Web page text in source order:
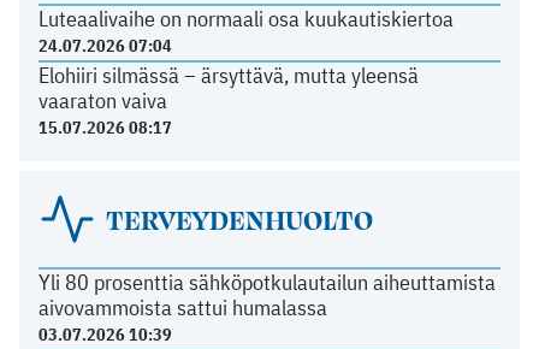
Luteaalivaihe on normaali osa kuukautiskiertoa
24.07.2026 07:04
Elohiiri silmässä – ärsyttävä, mutta yleensä
vaaraton vaiva
15.07.2026 08:17
TERVEYDENHUOLTO
Yli 80 prosenttia sähköpotkulautailun aiheuttamista
aivovammoista sattui humalassa
03.07.2026 10:39